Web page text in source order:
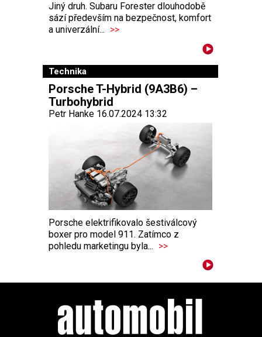
Jiný druh. Subaru Forester dlouhodobě
sází především na bezpečnost, komfort
a univerzální... >>
Technika
Porsche T-Hybrid (9A3B6) –
Turbohybrid
Petr Hanke 16.07.2024 13:32
Porsche elektrifikovalo šestiválcový
boxer pro model 911. Zatímco z
pohledu marketingu byla... >>